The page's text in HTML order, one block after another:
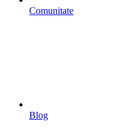
Comunitate
Blog